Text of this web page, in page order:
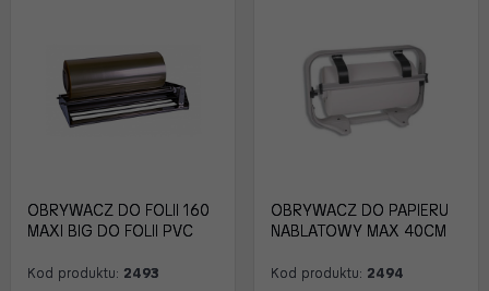
OBRYWACZ DO FOLII 160
MAXI BIG DO FOLII PVC
Kod produktu: 2493
OBRYWACZ DO PAPIERU
NABLATOWY MAX 40CM
Kod produktu: 2494